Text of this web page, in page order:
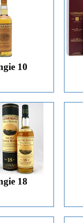
10
18